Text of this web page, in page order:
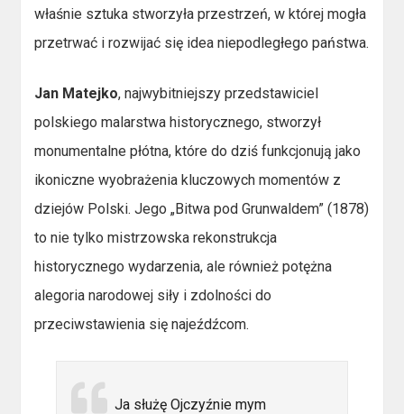
właśnie sztuka stworzyła przestrzeń, w której mogła
przetrwać i rozwijać się idea niepodległego państwa.
Jan Matejko, najwybitniejszy przedstawiciel
polskiego malarstwa historycznego, stworzył
monumentalne płótna, które do dziś funkcjonują jako
ikoniczne wyobrażenia kluczowych momentów z
dziejów Polski. Jego „Bitwa pod Grunwaldem” (1878)
to nie tylko mistrzowska rekonstrukcja
historycznego wydarzenia, ale również potężna
alegoria narodowej siły i zdolności do
przeciwstawienia się najeźdźcom.
Ja służę Ojczyźnie mym